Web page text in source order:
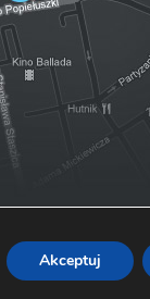
Akceptuj